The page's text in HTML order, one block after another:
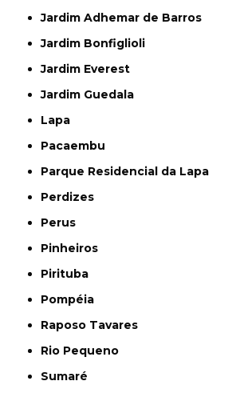
Jardim Adhemar de Barros
Jardim Bonfiglioli
Jardim Everest
Jardim Guedala
Lapa
Pacaembu
Parque Residencial da Lapa
Perdizes
Perus
Pinheiros
Pirituba
Pompéia
Raposo Tavares
Rio Pequeno
Sumaré